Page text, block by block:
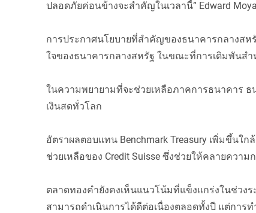
ปลอดภัยค่อนข้างจะสำคัญในเวลานี้” Edward
การประกาศนโยบายที่สำคัญของธนาคารกลางส
ใจของธนาคารกลางสหรัฐ ในขณะที่การเดิมพันส
ในความพยายามที่จะช่วยเหลือภาคการธนาคาร
เงินสดทั่วโลก
อัตราผลตอบแทน Benchmark Treasury เพิ่มขึ้นใ
ช่วยเหลือของ Credit Suisse ซึ่งช่วยให้คลายควา
ตลาดทองคำยังคงเห็นแนวโน้มที่แข็งแกร่งในช่วง
สามารถดำเนินการได้ดีต่อเนื่องตลอดทั้งปี แต่กา